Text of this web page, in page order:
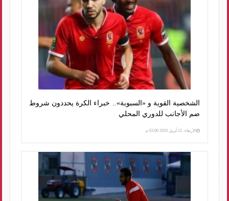
الشخصية القوية و «السبوبة».. خبراء الكرة يحددون شروط
ضم الأجانب للدوري المحلي
الأربعاء، 22 أبريل 2020 03:00 م